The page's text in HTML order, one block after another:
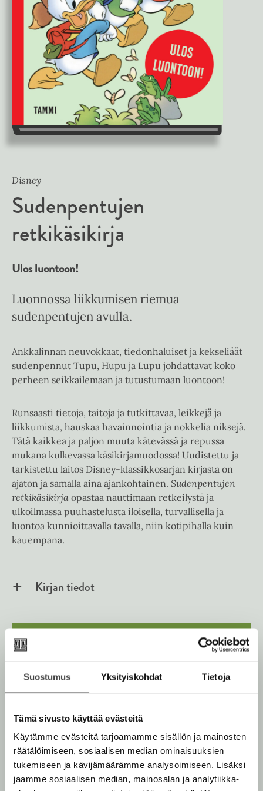
Suostumus Yksityiskohdat Tietoja
Tämä sivusto käyttää evästeitä
Käytämme evästeitä tarjoamamme sisällön ja mainosten
räätälöimiseen, sosiaalisen median ominaisuuksien
tukemiseen ja kävijämäärämme analysoimiseen. Lisäksi
jaamme sosiaalisen median, mainosalan ja analytiikka-
Disney
Sudenpentujen
retkikäsikirja
Ulos luontoon!
Luonnossa liikkumisen riemua
sudenpentujen avulla.
Ankkalinnan neuvokkaat, tiedonhaluiset ja kekseliäät
sudenpennut Tupu, Hupu ja Lupu johdattavat koko
perheen seikkailemaan ja tutustumaan luontoon!
Runsaasti tietoja, taitoja ja tutkittavaa, leikkejä ja
liikkumista, hauskaa havainnointia ja nokkelia niksejä.
Tätä kaikkea ja paljon muuta kätevässä ja repussa
mukana kulkevassa käsikirjamuodossa! Uudistettu ja
tarkistettu laitos Disney-klassikkosarjan kirjasta on
ajaton ja samalla aina ajankohtainen. Sudenpentujen
retkikäsikirja opastaa nauttimaan retkeilystä ja
ulkoilmassa puuhastelusta iloisella, turvallisella ja
luontoa kunnioittavalla tavalla, niin kotipihalla kuin
kauempana.
Kirjan tiedot
e
a
u
t
e
e
n
v
Kirjan kuvapankkikuvat
Osta teos
O
s
Kovakantinen kirja
K
iE-kirja / epub3